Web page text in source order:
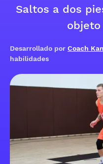
Saltos a dos
objeto
Desarrollado por Coach
habilidades